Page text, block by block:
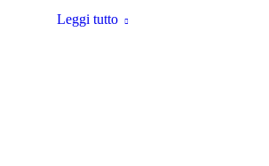
Leggi tutto